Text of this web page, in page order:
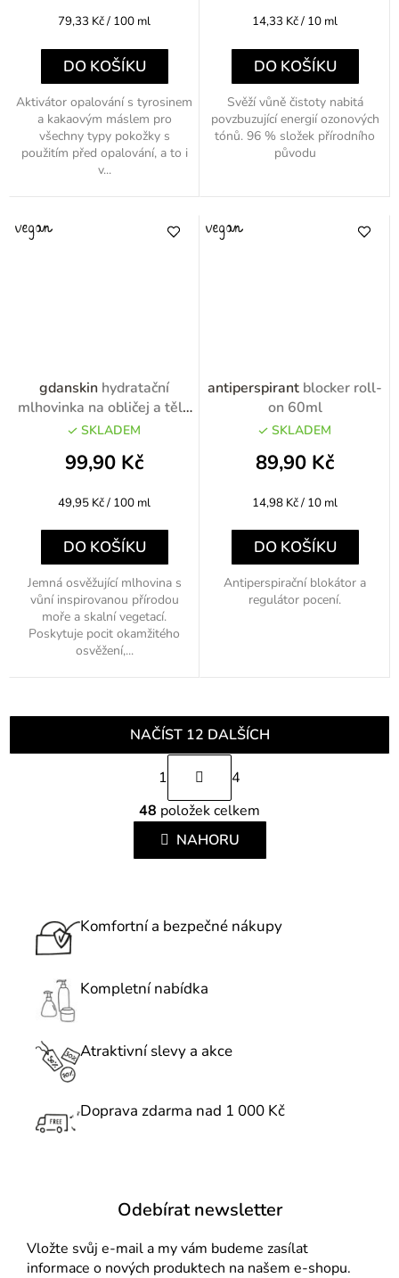
Měrná
79,33 Kč / 100 ml
DO KOŠÍKU
Aktivátor opalování s tyrosinem
a kakaovým máslem pro
všechny typy pokožky s
použitím před opalování, a to i
v...
Měrná
14,33 Kč / 10 ml
DO KOŠÍKU
Svěží vůně čistoty nabitá
povzbuzující energií ozonových
tónů. 96 % složek přírodního
původu
gdanskin hydratační
mlhovinka na obličej a tělo
200ml
SKLADEM
99,90 Kč
Měrná
49,95 Kč / 100 ml
DO KOŠÍKU
Jemná osvěžující mlhovina s
vůní inspirovanou přírodou
moře a skalní vegetací.
Poskytuje pocit okamžitého
osvěžení,...
antiperspirant blocker roll-
on 60ml
SKLADEM
89,90 Kč
Měrná
14,98 Kč / 10 ml
DO KOŠÍKU
Antiperspirační blokátor a
regulátor pocení.
O
v
l
á
c
r
y
p
NAČÍST 12 DALŠÍCH
t
r
á
n
v
á
1
4
48 položek celkem
NAHORU
Komfortní a bezpečné nákupy
Kompletní nabídka
Atraktivní slevy a akce
Doprava zdarma nad 1 000 Kč
Odebírat newsletter
Vložte svůj e-mail a my vám budeme zasílat
informace o nových produktech na našem e-shopu.